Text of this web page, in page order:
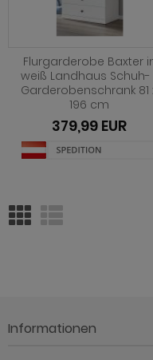
Flurgarderobe Baxter
weiß Landhaus
Garderobenschrank 81
196 cm
379,99 EUR
Informationen